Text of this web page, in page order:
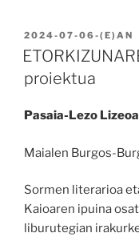
2024-07-06-(E)AN
proiektua
Pasaia-Lezo
Maialen Burgos-
Sormen literarioa
Kaioaren ipuina
liburutegian